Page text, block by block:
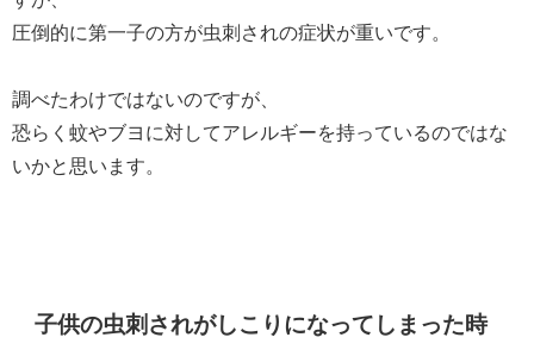
圧倒的に第一子の方が虫刺されの症状が重いです。
調べたわけではないのですが、
恐らく蚊やブヨに対してアレルギーを持っているのではな
いかと思います。
子供の虫刺されがしこりになってしまった時